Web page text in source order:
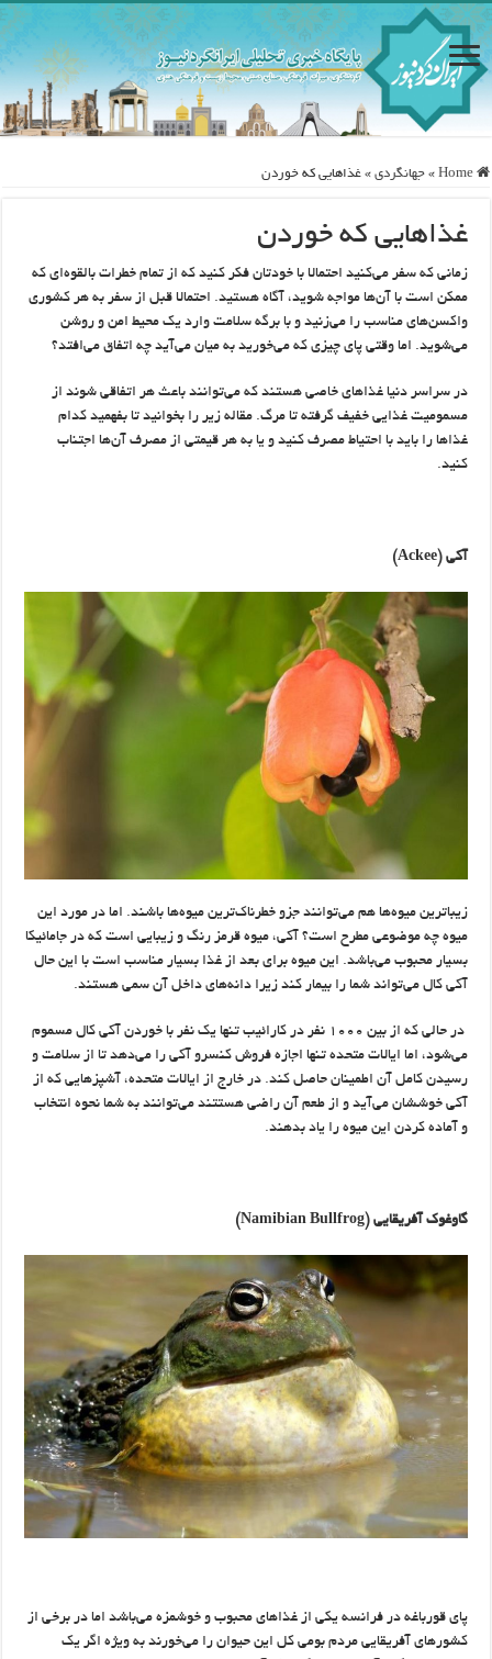
Home
» جهانگردی » غذاهایی که خوردن
غذاهایی که خوردن
زمانی که سفر می‌کنید احتمالا با خودتان فکر کنید که از تمام خطرات بالقوه‌ای که
ممکن است با آن‌ها مواجه شوید، آگاه هستید. احتمالا قبل از سفر به هر کشوری
واکسن‌های مناسب را می‌زنید و با برگه سلامت وارد یک محیط امن و روشن
می‌شوید. اما وقتی پای چیزی که می‌خورید به میان می‌آید چه اتفاق می‌افتد؟
در سراسر دنیا غذاهای خاصی هستند که می‌توانند باعث هر اتفاقی شوند از
مسمومیت غذایی خفیف گرفته تا مرگ. مقاله زیر را بخوانید تا بفهمید کدام
غذاها را باید با احتیاط مصرف کنید و یا به هر قیمتی از مصرف آن‌ها اجتناب
کنید.
آکی (Ackee)
زیباترین میوه‌ها هم می‌توانند جزو خطرناک‌ترین میوه‌ها باشند. اما در مورد این
میوه چه موضوعی مطرح است؟ آکی، میوه قرمز رنگ و زیبایی است که در جامائیکا
بسیار محبوب می‌باشد. این میوه برای بعد از غذا بسیار مناسب است با این حال
آکی کال می‌تواند شما را بیمار کند زیرا دانه‌های داخل آن سمی هستند.
​ در حالی که از بین ۱۰۰۰ نفر در کارائیب تنها یک نفر با خوردن آکی کال مسموم
می‌شود، اما ایالات متحده تنها اجازه فروش کنسرو آکی را می‌دهد تا از سلامت و
رسیدن کامل آن اطمینان حاصل کند. در خارج از ایالات متحده، آشپزهایی که از
آکی خوششان می‌آید و از طعم آن راضی هستتند می‌توانند به شما نحوه انتخاب
و آماده کردن این میوه را یاد بدهند.
گاوغوک آفریقایی (Namibian Bullfrog)
پای قورباغه در فرانسه یکی از غذاهای محبوب و خوشمزه می‌باشد اما در برخی از
کشورهای آفریقایی مردم بومی کل این حیوان را می‌خورند به ویژه اگر یک